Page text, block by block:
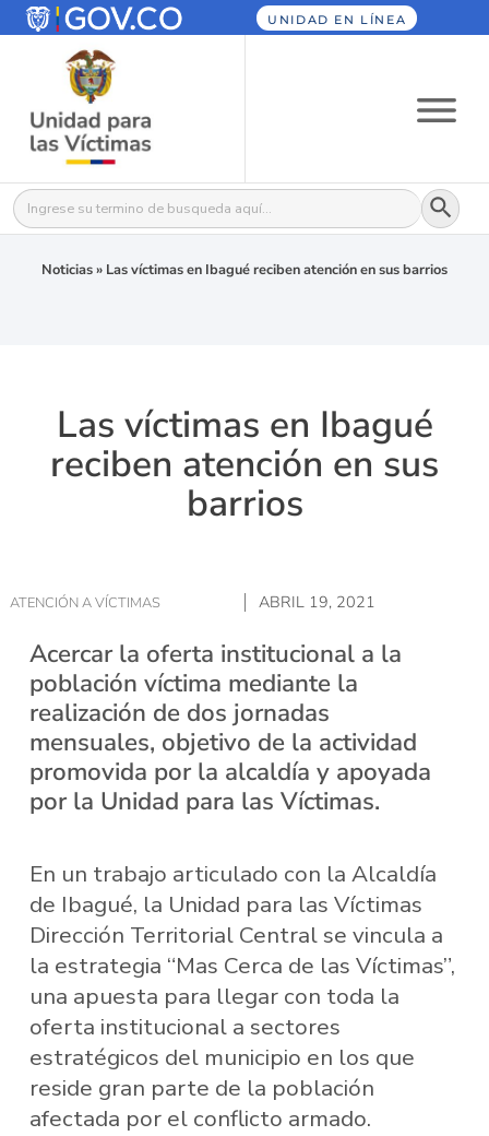
UNIDAD EN LÍNEA
Buscar: Botón
Noticias» Las víctimas en Ibagué reciben atención en sus barrios
Las víctimas en Ibagué
reciben atención en sus
barrios
ATENCIÓN A VÍCTIMAS ABRIL 19, 2021
Acercar la oferta institucional a la
población víctima mediante la
realización de dos jornadas
mensuales, objetivo de la actividad
promovida por la alcaldía y apoyada
por la Unidad para las Víctimas.
En un trabajo articulado con la Alcaldía
de Ibagué, la Unidad para las Víctimas
Dirección Territorial Central se vincula a
la estrategia “Mas Cerca de las Víctimas”,
una apuesta para llegar con toda la
oferta institucional a sectores
estratégicos del municipio en los que
reside gran parte de la población
afectada por el conflicto armado.